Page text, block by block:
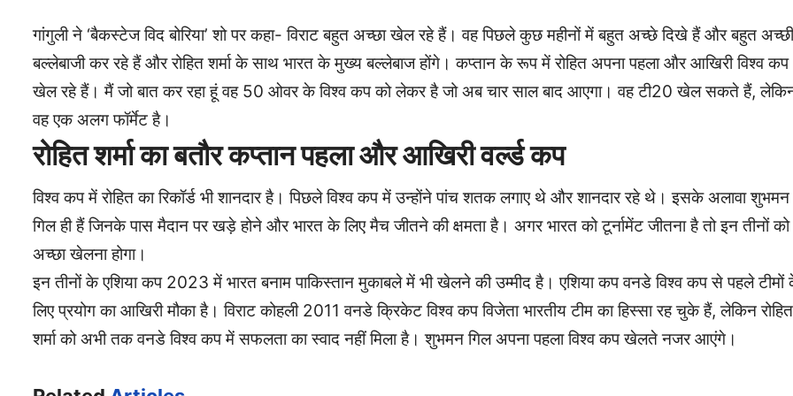
गांगुली ने ‘बैकस्टेज विद बोरिया’ शो पर कहा- विराट बहुत अच्छा खेल रहे हैं। वह पिछले कुछ महीनों में बहुत अच्छे दिखे हैं और बहुत अच्छी
बल्लेबाजी कर रहे हैं और रोहित शर्मा के साथ भारत के मुख्य बल्लेबाज होंगे। कप्तान के रूप में रोहित अपना पहला और आखिरी विश्व कप
खेल रहे हैं। मैं जो बात कर रहा हूं वह 50 ओवर के विश्व कप को लेकर है जो अब चार साल बाद आएगा। वह टी20 खेल सकते हैं,
वह एक अलग फॉर्मेट है।
रोहित शर्मा का बतौर कप्तान पहला और आखिरी वर्ल्ड कप
विश्व कप में रोहित का रिकॉर्ड भी शानदार है। पिछले विश्व कप में उन्होंने पांच शतक लगाए थे और शानदार रहे थे। इसके अलावा शुभमन
गिल ही हैं जिनके पास मैदान पर खड़े होने और भारत के लिए मैच जीतने की क्षमता है। अगर भारत को टूर्नामेंट जीतना है तो इन तीनों को
अच्छा खेलना होगा।
इन तीनों के एशिया कप 2023 में भारत बनाम पाकिस्तान मुकाबले में भी खेलने की उम्मीद है। एशिया कप वनडे विश्व कप से पहले टीमों
लिए प्रयोग का आखिरी मौका है। विराट कोहली 2011 वनडे क्रिकेट विश्व कप विजेता भारतीय टीम का हिस्सा रह चुके हैं, लेकिन रोहित
शर्मा को अभी तक वनडे विश्व कप में सफलता का स्वाद नहीं मिला है। शुभमन गिल अपना पहला विश्व कप खेलते नजर आएंगे।